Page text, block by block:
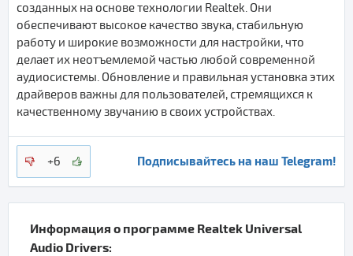
созданных на основе технологии Realtek. Они
обеспечивают высокое качество звука, стабильную
работу и широкие возможности для настройки, что
делает их неотъемлемой частью любой современной
аудиосистемы. Обновление и правильная установка этих
драйверов важны для пользователей, стремящихся к
качественному звучанию в своих устройствах.
+6 Подписывайтесь на наш Telegram!
Информация о программе Realtek Universal
Audio Drivers: